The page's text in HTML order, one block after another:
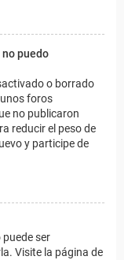
no puedo
o borrado
foros
no publicaron
reducir el peso de
y participe de
puede ser
Visite la página de